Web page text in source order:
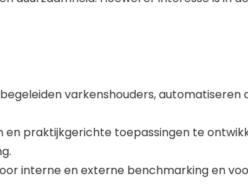
varkenshouders,
praktijkgerichte toepassingen te
interne en externe benchmarking en